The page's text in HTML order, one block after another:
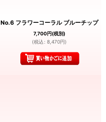
No.6 フラワーコーラル ブルーチップ
7,700円(税別)
(税込 : 8,470円)